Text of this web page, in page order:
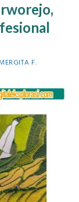
F.